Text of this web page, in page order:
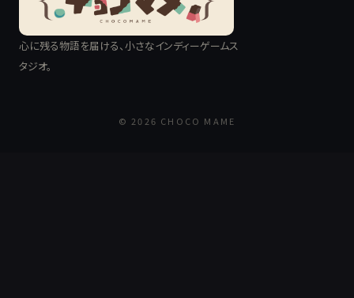
心に残る物語を届ける、小さなインディーゲームス
タジオ。
© 2026 CHOCO MAME